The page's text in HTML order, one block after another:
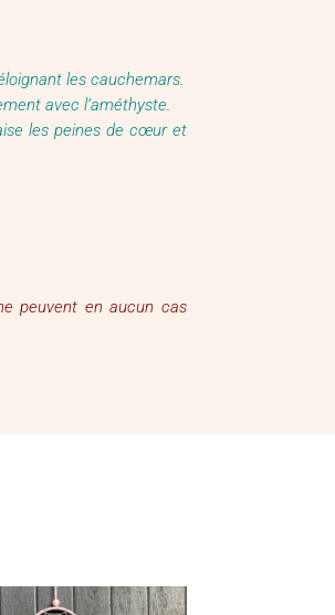
les cauchemars.
avec l’améthyste.
les peines de cœur et
peuvent en aucun cas